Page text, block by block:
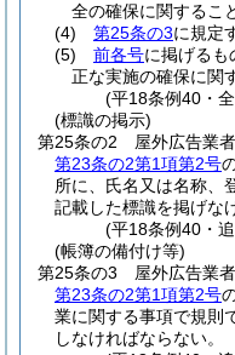
全の確保に関するこ
(4)
第25条の3に規定
(5)
前各号に掲げるも
正な実施の確保に関
(平18条例40・
(標識の掲示)
第25条の2
屋外広告業
第23条の2第1項第2号
所に、氏名又は名称、
記載した標識を掲げな
(平18条例40・
(帳簿の備付け等)
第25条の3
屋外広告業
第23条の2第1項第2号
業に関する事項で規則
しなければならない。